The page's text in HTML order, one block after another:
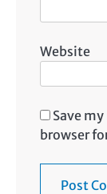
Website
Save
browser